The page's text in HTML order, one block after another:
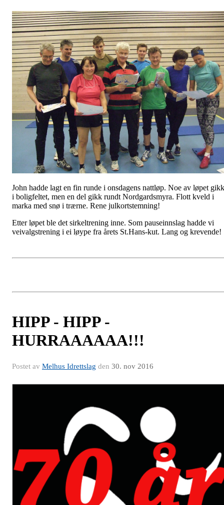
John hadde lagt en fin runde i onsdagens nattløp. Noe av løpet gikk
i boligfeltet, men en del gikk rundt Nordgardsmyra. Flott kveld i
marka med snø i trærne. Rene julkortstemning!
Etter løpet ble det sirkeltrening inne. Som pauseinnslag hadde vi
veivalgstrening i ei løype fra årets St.Hans-kut. Lang og krevende!
HIPP - HIPP -
HURRAAAAAA!!!
Postet av Melhus Idrettslag den 30. nov 2016